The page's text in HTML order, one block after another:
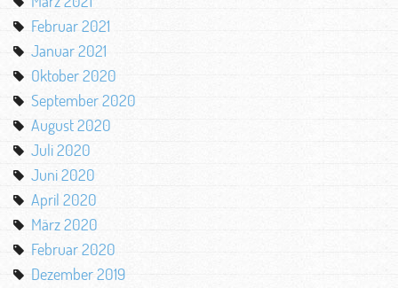
Februar 2021
Januar 2021
Oktober 2020
September 2020
August 2020
Juli 2020
Juni 2020
April 2020
März 2020
Februar 2020
Dezember 2019